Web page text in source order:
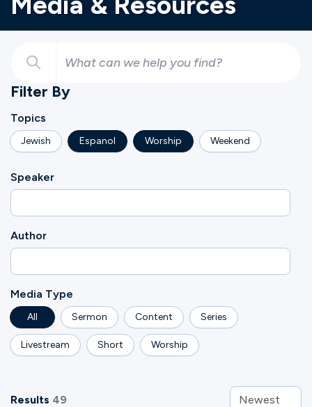
Filter By
Topics
Jewish Espanol Worship Weekend
Speaker
Author
Media Type
All Sermon Content Series
Livestream Short Worship
Results 49 Newest